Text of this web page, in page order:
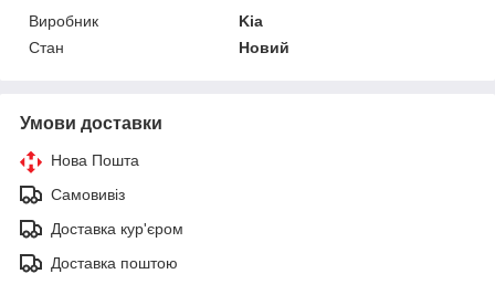
Виробник
Kia
Стан
Новий
Умови доставки
Нова Пошта
Самовивіз
Доставка кур'єром
Доставка поштою